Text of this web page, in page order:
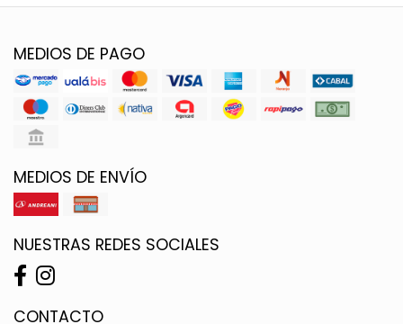
MEDIOS DE PAGO
MEDIOS DE ENVÍO
NUESTRAS REDES SOCIALES
CONTACTO